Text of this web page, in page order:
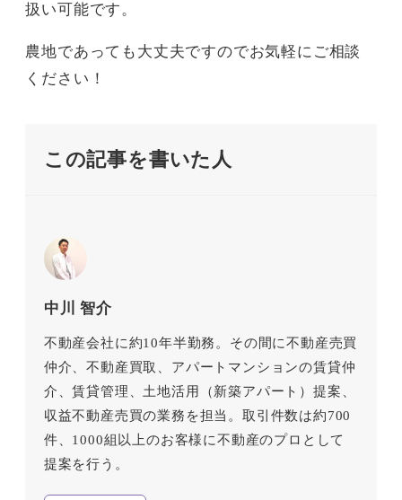
扱い可能です。
農地であっても大丈夫ですのでお気軽にご相談
ください！
この記事を書いた人
中川 智介
不動産会社に約10年半勤務。その間に不動産売買
仲介、不動産買取、アパートマンションの賃貸仲
介、賃貸管理、土地活用（新築アパート）提案、
収益不動産売買の業務を担当。取引件数は約700
件、1000組以上のお客様に不動産のプロとして
提案を行う。